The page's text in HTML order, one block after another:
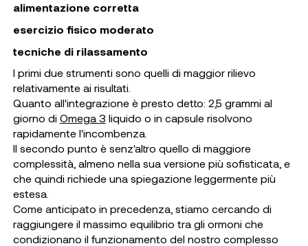
alimentazione corretta
esercizio fisico moderato
tecniche di rilassamento
I primi due strumenti sono quelli di maggior rilievo
relativamente ai risultati.
Quanto all'integrazione è presto detto: 2,5 grammi al
giorno di Omega 3 liquido o in capsule risolvono
rapidamente l'incombenza.
Il secondo punto è senz'altro quello di maggiore
complessità, almeno nella sua versione più sofisticata, e
che quindi richiede una spiegazione leggermente più
estesa.
Come anticipato in precedenza, stiamo cercando di
raggiungere il massimo equilibrio tra gli ormoni che
condizionano il funzionamento del nostro complesso